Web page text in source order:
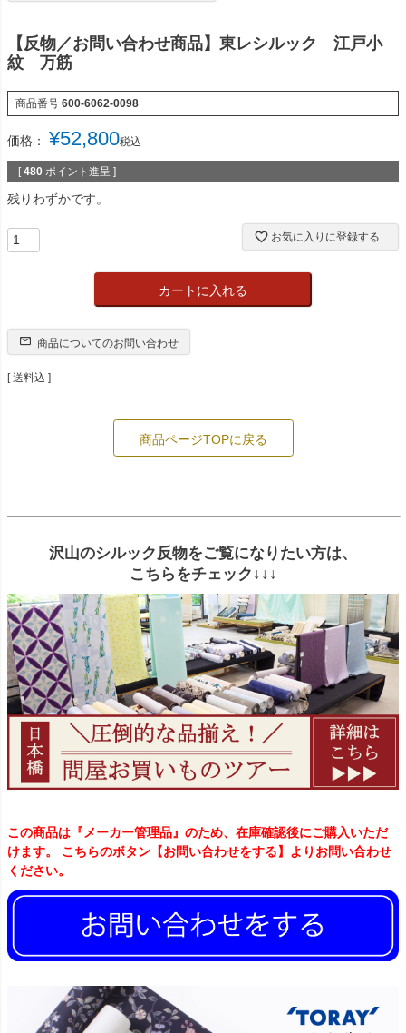
【反物／お問い合わせ商品】東レシルック 江戸小
紋 万筋
商品番号 600-6062-0098
価格： ¥52,800税込
[ 480 ポイント進呈 ]
残りわずかです。
お気に入りに登録する
カートに入れる
商品についてのお問い合わせ
送料込
商品ページTOPに戻る
沢山のシルック反物をご覧になりたい方は、
こちらをチェック↓↓↓
この商品は『メーカー管理品』のため、在庫確認後にご購入いただ
けます。 こちらのボタン【お問い合わせをする】よりお問い合わせ
ください。